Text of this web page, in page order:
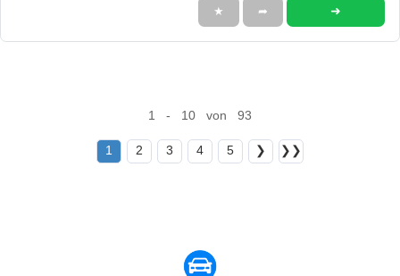
★ ➦ ➜
1 - 10 von 93
1 2 3 4 5 ❯ ❯❯